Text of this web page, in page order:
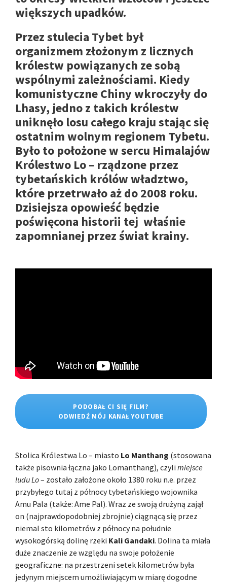
większych upadków.
Przez stulecia Tybet był
organizmem złożonym z licznych
królestw powiązanych ze sobą
wspólnymi zależnościami. Kiedy
komunistyczne Chiny wkroczyły do
Lhasy, jedno z takich królestw
uniknęło losu całego kraju stając się
ostatnim wolnym regionem Tybetu.
Było to położone w sercu Himalajów
Królestwo Lo – rządzone przez
tybetańskich królów władztwo,
które przetrwało aż do 2008 roku.
Dzisiejsza opowieść będzie
poświęcona historii tej właśnie
zapomnianej przez świat krainy.
PODOBAŁ CI SIĘ FILM?
ODWIEDŹ MÓJ KANAŁ YOUTUBE
Stolica Królestwa Lo – miasto Lo Manthang (stosowana
także pisownia łączna jako Lomanthang), czyli miejsce
ludu Lo– zostało założone około 1380 roku n.e. przez
przybyłego tutaj z północy tybetańskiego wojownika
Amu Pala (także: Ame Pal). Wraz ze swoją drużyną zajął
on (najprawdopodobniej zbrojnie) ciągnącą się przez
niemal sto kilometrów z północy na południe
wysokogórską dolinę rzeki Kali Gandaki. Dolina ta miała
duże znaczenie ze względu na swoje położenie
geograficzne: na przestrzeni setek kilometrów była
jedynym miejscem umożliwiającym w miarę dogodne